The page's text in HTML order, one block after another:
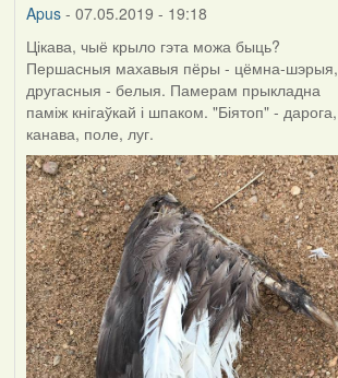
Apus- 07.05.2019 - 19:18
Цікава, чыё крыло гэта можа быць?
Першасныя махавыя пёры - цёмна-шэрыя,
другасныя - белыя. Памерам прыкладна
паміж кнігаўкай і шпаком. "Біятоп" - дарога,
канава, поле, луг.